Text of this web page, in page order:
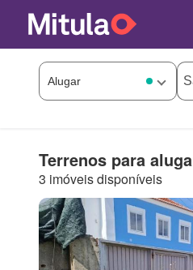
Terrenos para
3 imóveis disponíveis